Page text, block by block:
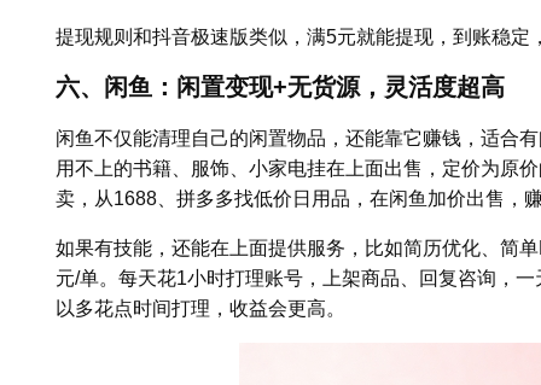
提现规则和抖音极速版类似，满5元就能提现，到账稳
六、闲鱼：闲置变现+无货源，灵活度超高
闲鱼不仅能清理自己的闲置物品，还能靠它赚钱，适合
用不上的书籍、服饰、小家电挂在上面出售，定价为原
卖，从1688、拼多多找低价日用品，在闲鱼加价出售，
如果有技能，还能在上面提供服务，比如简历优化、简
元/单。每天花1小时打理账号，上架商品、回复咨询，
以多花点时间打理，收益会更高。